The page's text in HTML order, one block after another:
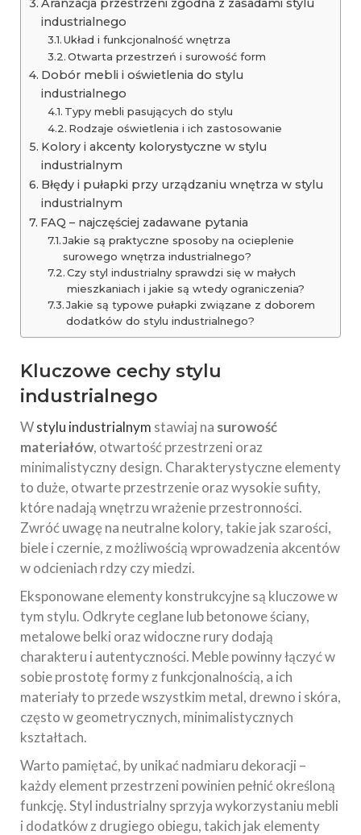
industrialnego
Układ i funkcjonalność wnętrza
Otwarta przestrzeń i surowość form
Dobór mebli i oświetlenia do stylu
industrialnego
Typy mebli pasujących do stylu
Rodzaje oświetlenia i ich zastosowanie
Kolory i akcenty kolorystyczne w stylu
industrialnym
Błędy i pułapki przy urządzaniu wnętrza w stylu
industrialnym
FAQ – najczęściej zadawane pytania
Jakie są praktyczne sposoby na ocieplenie
surowego wnętrza industrialnego?
Czy styl industrialny sprawdzi się w małych
mieszkaniach i jakie są wtedy ograniczenia?
Jakie są typowe pułapki związane z doborem
dodatków do stylu industrialnego?
Kluczowe cechy stylu
industrialnego
Wstylu industrialnym stawiaj na surowość
materiałów, otwartość przestrzeni oraz
minimalistyczny design. Charakterystyczne elementy
to duże, otwarte przestrzenie oraz wysokie sufity,
które nadają wnętrzu wrażenie przestronności.
Zwróć uwagę na neutralne kolory, takie jak szarości,
biele i czernie, z możliwością wprowadzenia akcentów
w odcieniach rdzy czy miedzi.
Eksponowane elementy konstrukcyjne są kluczowe w
tym stylu. Odkryte ceglane lub betonowe ściany,
metalowe belki oraz widoczne rury dodają
charakteru i autentyczności. Meble powinny łączyć w
sobie prostotę formy z funkcjonalnością, a ich
materiały to przede wszystkim metal, drewno i skóra,
często w geometrycznych, minimalistycznych
kształtach.
Warto pamiętać, by unikać nadmiaru dekoracji –
każdy element przestrzeni powinien pełnić określoną
funkcję. Styl industrialny sprzyja wykorzystaniu mebli
i dodatków z drugiego obiegu, takich jak elementy